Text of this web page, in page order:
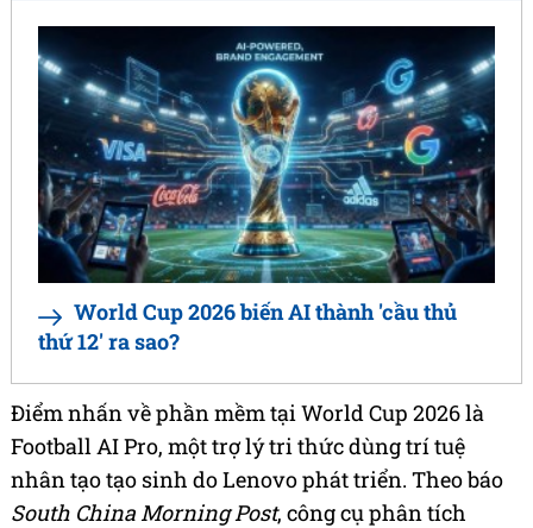
World Cup 2026 biến AI thành 'cầu thủ
thứ 12' ra sao?
Điểm nhấn về phần mềm tại World Cup 2026 là
Football AI Pro, một trợ lý tri thức dùng trí tuệ
nhân tạo tạo sinh do Lenovo phát triển. Theo báo
South China Morning Post, công cụ phân tích